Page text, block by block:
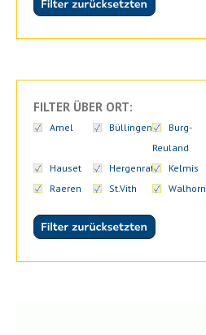
FILTER ÜBER ORT:
Amel Büllingen
Burg-
Reuland
Hauset
Hergenrath Kelmis
Raeren
St.Vith Walhorn